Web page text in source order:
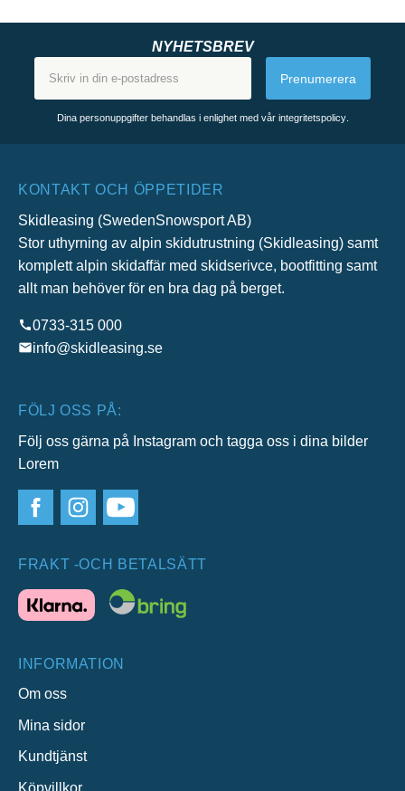
NYHETSBREV
Prenumerera
Dina personuppgifter behandlas i enlighet med vår integritetspolicy.
KONTAKT OCH ÖPPETIDER
Skidleasing (SwedenSnowsport AB)
Stor uthyrning av alpin skidutrustning (Skidleasing) samt
komplett alpin skidaffär med skidserivce, bootfitting samt
allt man behöver för en bra dag på berget.
0733-315 000
info@skidleasing.se
FÖLJ OSS PÅ:
Följ oss gärna på Instagram och tagga oss i dina bilder
Lorem
FRAKT -OCH BETALSÄTT
INFORMATION
Om oss
Mina sidor
Kundtjänst
Köpvillkor